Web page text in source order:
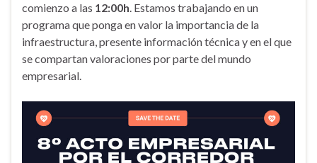
comienzo a las 12:00h. Estamos trabajando en un
programa que ponga en valor la importancia de la
infraestructura, presente información técnica y en el que
se compartan valoraciones por parte del mundo
empresarial.